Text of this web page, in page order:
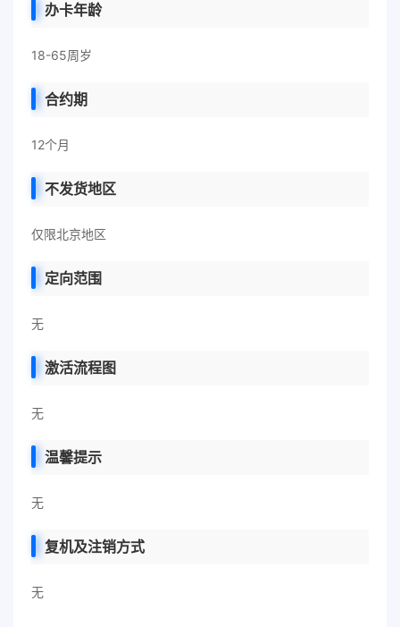
办卡年龄
18-65周岁
合约期
12个月
不发货地区
仅限北京地区
定向范围
无
激活流程图
无
温馨提示
无
复机及注销方式
无